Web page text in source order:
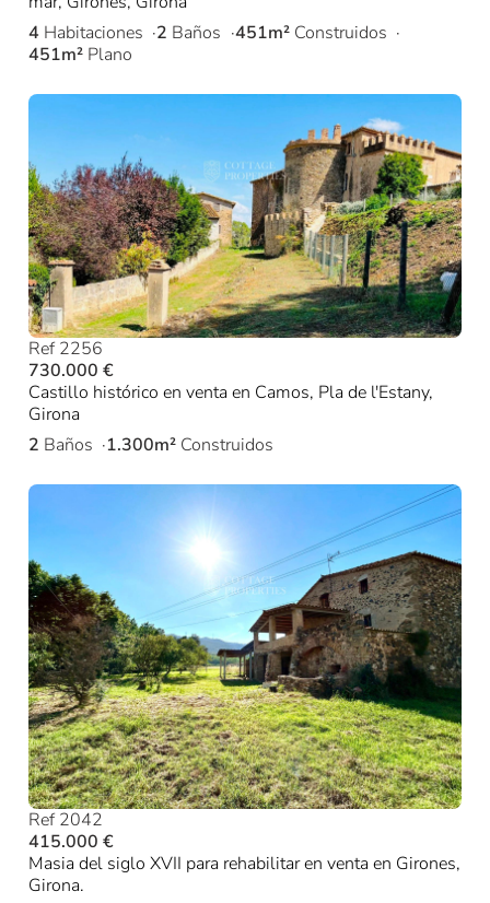
4 Habitaciones 2 Baños 451m² Construidos
451m² Plano
Ref 2256
730.000 €
Castillo histórico en venta en Camos, Pla de l'Estany,
Girona
2 Baños 1.300m² Construidos
Ref 2042
415.000 €
Masia del siglo XVII para rehabilitar en venta en Girones,
Girona.